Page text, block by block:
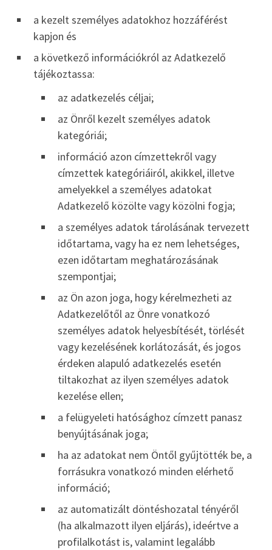
a kezelt személyes adatokhoz hozzáférést
kapjon és
a következő információkról az Adatkezelő
tájékoztassa:
az adatkezelés céljai;
az Önről kezelt személyes adatok
kategóriái;
információ azon címzettekről vagy
címzettek kategóriáiról, akikkel, illetve
amelyekkel a személyes adatokat
Adatkezelő közölte vagy közölni fogja;
a személyes adatok tárolásának tervezett
időtartama, vagy ha ez nem lehetséges,
ezen időtartam meghatározásának
szempontjai;
az Ön azon joga, hogy kérelmezheti az
Adatkezelőtől az Önre vonatkozó
személyes adatok helyesbítését, törlését
vagy kezelésének korlátozását, és jogos
érdeken alapuló adatkezelés esetén
tiltakozhat az ilyen személyes adatok
kezelése ellen;
a felügyeleti hatósághoz címzett panasz
benyújtásának joga;
ha az adatokat nem Öntől gyűjtötték be, a
forrásukra vonatkozó minden elérhető
információ;
az automatizált döntéshozatal tényéről
(ha alkalmazott ilyen eljárás), ideértve a
profilalkotást is, valamint legalább